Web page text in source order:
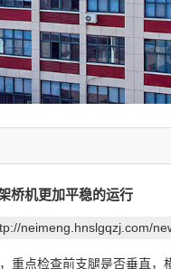
桥机更加平稳的运行
neimeng.hnslgqzj.com/
重点检查前支腿是否垂直